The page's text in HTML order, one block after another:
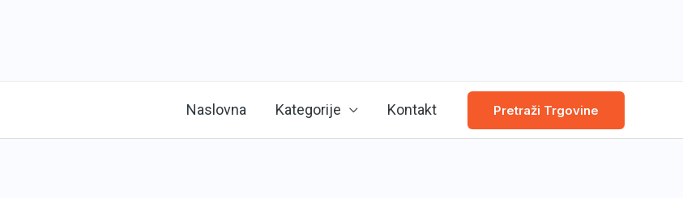
Naslovna Kategorije Kontakt Pretraži Trgovine